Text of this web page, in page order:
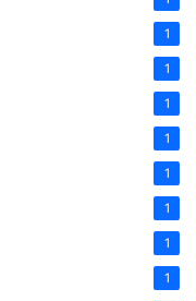
1
1
1
1
1
1
1
1